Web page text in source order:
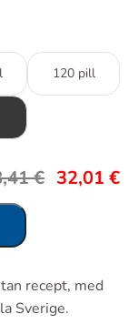
120 pill
€ 32,01 €
recept, med
Sverige.